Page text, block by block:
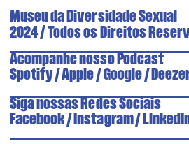
Museu da Diversidade Sexual
2024/ Todos os Direitos
Acompanhe nosso Podcast
Spotify/Apple/ Google/
Siga nossas Redes Sociais
Facebook/Instagram/